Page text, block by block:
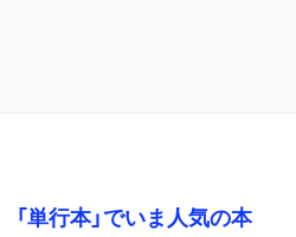
「単行本」でいま人気の本